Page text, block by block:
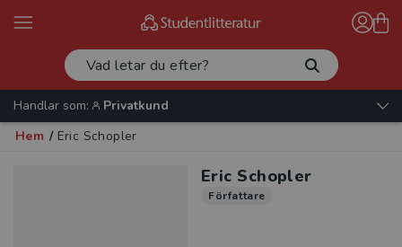
Handlar som:
Privatkund
Hem / Eric Schopler
Eric Schopler
Författare